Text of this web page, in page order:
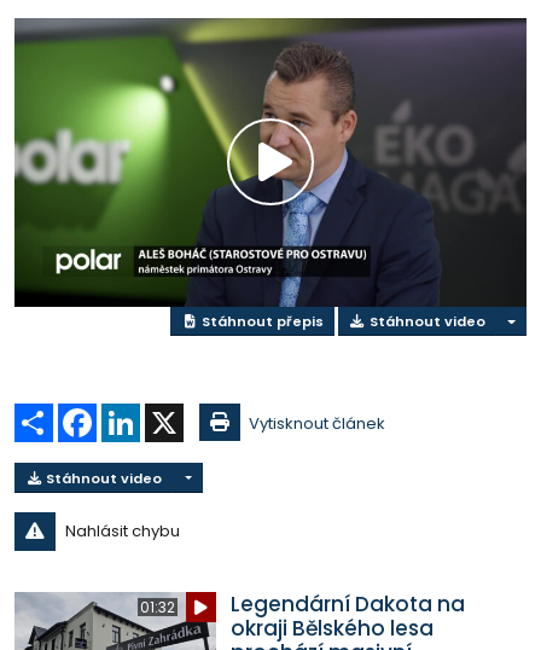
Přehrát
video
Stáhnout přepis Stáhnout video
Sdílet Facebook
LinkedIn Vytisknout článek
Stáhnout video
Nahlásit chybu
01:32
Legendární Dakota na
okraji Bělského lesa